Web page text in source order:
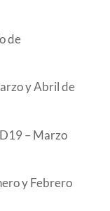
de
y Abril de
– Marzo
y Febrero